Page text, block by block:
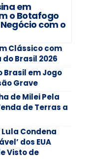
em
o Botafogo
com o
Clássico com
Brasil 2026
Brasil em Jogo
Grave
de Milei Pela
de Terras a
Condena
dos EUA
Visto de